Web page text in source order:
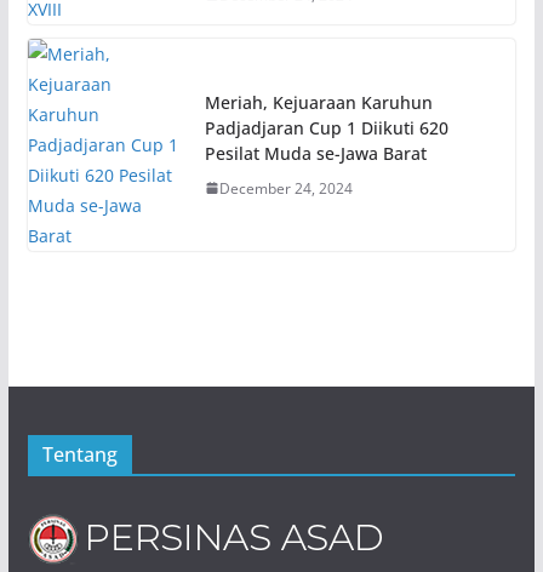
Meriah, Kejuaraan Karuhun
Padjadjaran Cup 1 Diikuti 620
Pesilat Muda se-Jawa Barat
December 24, 2024
Tentang